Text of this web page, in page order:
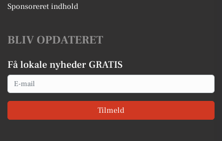
Sponsoreret indhold
BLIV OPDATERET
Få lokale nyheder GRATIS
Email
Tilmeld